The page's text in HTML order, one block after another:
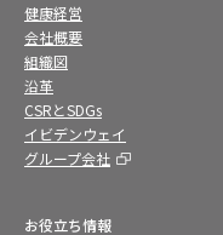
健康経営
会社概要
組織図
沿革
CSRとSDGs
イビデンウェイ
グループ会社
お役立ち情報